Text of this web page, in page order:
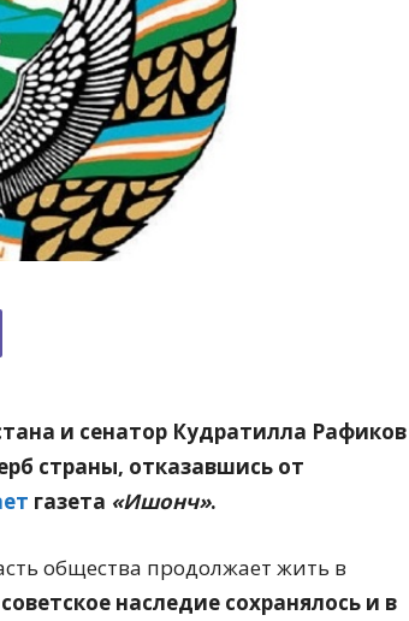
и сенатор Кудратилла Рафиков
страны, отказавшись от
газета «Ишонч».
общества продолжает жить в
советское наследие сохранялось и в